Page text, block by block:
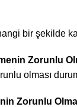
bir şekilde
Zorunlu
olması
Zorunlu